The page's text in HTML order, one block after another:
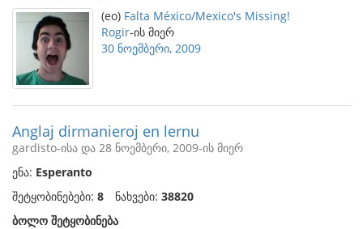
(eo) Falta México/Mexico's Missing!
Rogir-ის მიერ
30 ნოემბერი, 2009
Anglaj dirmanieroj en lernu
gardisto-ისა და 28 ნოემბერი, 2009-ის მიერ
ენა: Esperanto
შეტყობინებები: 8 ნახვები: 38820
ბოლო შეტყობინება